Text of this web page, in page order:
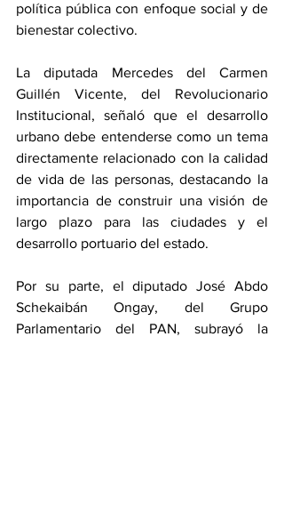
política pública con enfoque social y de
bienestar colectivo.
La diputada Mercedes del Carmen
Guillén Vicente, del Revolucionario
Institucional, señaló que el desarrollo
urbano debe entenderse como un tema
directamente relacionado con la calidad
de vida de las personas, destacando la
importancia de construir una visión de
largo plazo para las ciudades y el
desarrollo portuario del estado.
Por su parte, el diputado José Abdo
Schekaibán Ongay, del Grupo
Parlamentario del PAN, subrayó la